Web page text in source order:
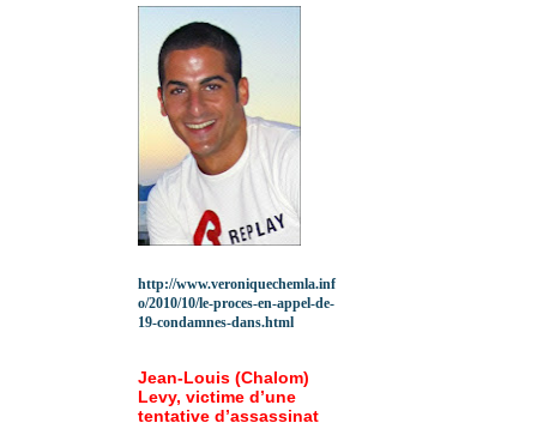
http://www.veroniquechemla.inf
o/2010/10/le-proces-en-appel-de-
19-condamnes-dans.html
Jean-Louis (Chalom)
Levy, victime d’une
tentative d’assassinat